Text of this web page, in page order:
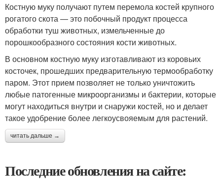
Костную муку получают путем перемола костей крупного
рогатого скота — это побочный продукт процесса
обработки туш животных, измельченные до
порошкообразного состояния кости животных.
В основном костную муку изготавливают из коровьих
косточек, прошедших предварительную термообработку
паром. Этот прием позволяет не только уничтожить
любые патогенные микроорганизмы и бактерии, которые
могут находиться внутри и снаружи костей, но и делает
такое удобрение более легкоусвояемым для растений.
читать дальше →
Последние обновления на сайте: